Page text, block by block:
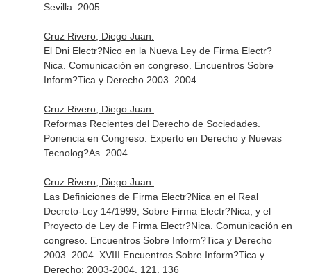
Sevilla. 2005
Cruz Rivero, Diego Juan:
El Dni Electr?Nico en la Nueva Ley de Firma Electr?
Nica. Comunicación en congreso. Encuentros Sobre
Inform?Tica y Derecho 2003. 2004
Cruz Rivero, Diego Juan:
Reformas Recientes del Derecho de Sociedades.
Ponencia en Congreso. Experto en Derecho y Nuevas
Tecnolog?As. 2004
Cruz Rivero, Diego Juan:
Las Definiciones de Firma Electr?Nica en el Real
Decreto-Ley 14/1999, Sobre Firma Electr?Nica, y el
Proyecto de Ley de Firma Electr?Nica. Comunicación en
congreso. Encuentros Sobre Inform?Tica y Derecho
2003. 2004. XVIII Encuentros Sobre Inform?Tica y
Derecho: 2003-2004. 121. 136